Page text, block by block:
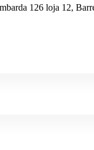
126 loja 12,